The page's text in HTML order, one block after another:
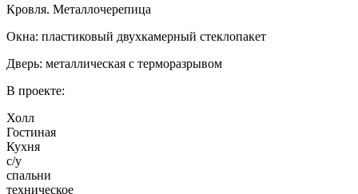
Кровля. Металлочерепица
Окна: пластиковый двухкамерный стеклопакет
Дверь: металлическая с терморазрывом
В проекте:
Холл
Гостиная
Кухня
с/у
спальни
техническое